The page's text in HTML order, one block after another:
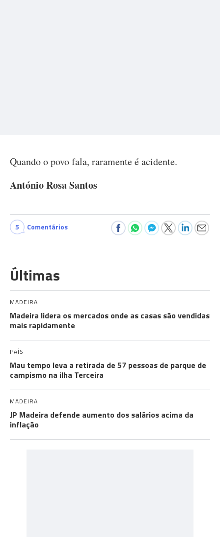
Quando o povo fala, raramente é acidente.
António Rosa Santos
5 Comentários
Últimas
MADEIRA
Madeira lidera os mercados onde as casas são vendidas
mais rapidamente
PAÍS
Mau tempo leva a retirada de 57 pessoas de parque de
campismo na ilha Terceira
MADEIRA
JP Madeira defende aumento dos salários acima da
inflação